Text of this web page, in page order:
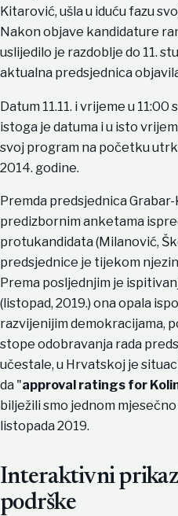
Kitarović, ušla u iduću fazu
Nakon objave kandidature
uslijedilo je razdoblje do 11.
aktualna predsjednica
Datum 11.11. i vrijeme u 11:00
istoga je datuma i u isto
svoj program na početku
2014. godine.
Premda predsjednica
predizbornim anketama
protukandidata (Milanović,
predsjednice je tijekom
Prema posljednjim je
(listopad, 2019.) ona opala
razvijenijim demokracijama,
stope odobravanja rada
učestale, u Hrvatskoj je
da "approval ratings for
bilježili smo jednom mjesečno
listopada 2019.
Interaktivni
podrške